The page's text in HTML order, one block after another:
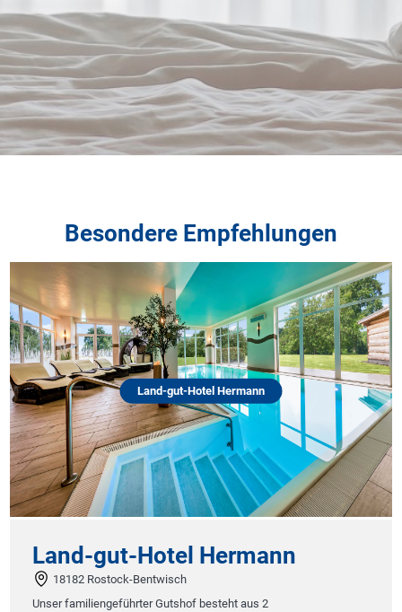
Besondere Empfehlungen
Land-gut-Hotel Hermann
Land-gut-Hotel Hermann
18182 Rostock-Bentwisch
Unser familiengeführter Gutshof besteht aus 2